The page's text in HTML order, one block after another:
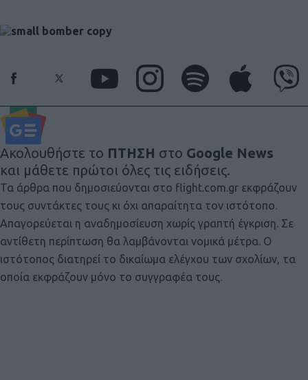
Ακολουθήστε το ΠΤΗΣΗ στο Google News
και μάθετε πρώτοι όλες τις ειδήσεις.
Τα άρθρα που δημοσιεύονται στο flight.com.gr εκφράζουν
τους συντάκτες τους κι όχι απαραίτητα τον ιστότοπο.
Απαγορεύεται η αναδημοσίευση χωρίς γραπτή έγκριση. Σε
αντίθετη περίπτωση θα λαμβάνονται νομικά μέτρα. Ο
ιστότοπος διατηρεί το δικαίωμα ελέγχου των σχολίων, τα
οποία εκφράζουν μόνο το συγγραφέα τους.